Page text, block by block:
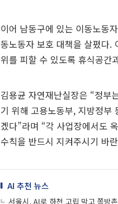
이어 남동구에 있는 이동노동
동노동자 보호 대책을 살폈다.
위를 피할 수 있도록 휴식공간
김용균 자연재난실장은 “정부
기 위해 고용노동부, 지방정부
겠다”라며 “각 사업장에서도
수칙을 반드시 지켜주시기 바
AI 추천 뉴스
서울시, AI로 하천 고립 막고 쪽방